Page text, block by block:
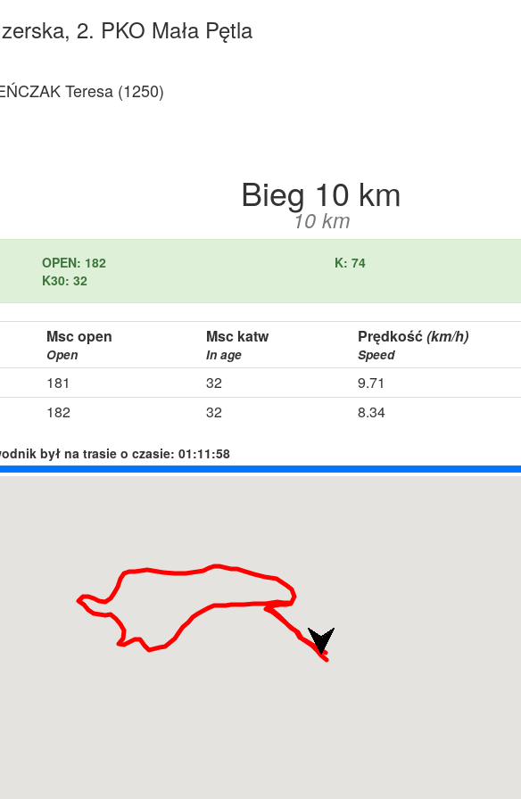
2. PKO Mała Pętla
Teresa (1250)
Bieg 10 km
10 km
OPEN: 182
K: 74
K30: 32
Msc open
Open
Msc katw
In age
Prędkość(km/h)
Speed
181 32
9.71
182 32 8.34
był na trasie o czasie: 01:11:58